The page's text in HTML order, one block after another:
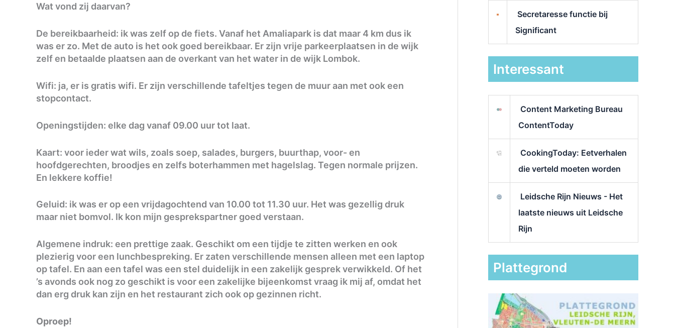
Wat vond zij daarvan?
De bereikbaarheid: ik was zelf op de fiets. Vanaf het Amaliapark is dat maar 4 km dus ik
was er zo. Met de auto is het ook goed bereikbaar. Er zijn vrije parkeerplaatsen in de wijk
zelf en betaalde plaatsen aan de overkant van het water in de wijk Lombok.
Wifi: ja, er is gratis wifi. Er zijn verschillende tafeltjes tegen de muur aan met ook een
stopcontact.
Openingstijden: elke dag vanaf 09.00 uur tot laat.
Kaart: voor ieder wat wils, zoals soep, salades, burgers, buurthap, voor- en
hoofdgerechten, broodjes en zelfs boterhammen met hagelslag. Tegen normale prijzen.
En lekkere koffie!
Geluid: ik was er op een vrijdagochtend van 10.00 tot 11.30 uur. Het was gezellig druk
maar niet bomvol. Ik kon mijn gesprekspartner goed verstaan.
Algemene indruk: een prettige zaak. Geschikt om een tijdje te zitten werken en ook
plezierig voor een lunchbespreking. Er zaten verschillende mensen alleen met een laptop
op tafel. En aan een tafel was een stel duidelijk in een zakelijk gesprek verwikkeld. Of het
’s avonds ook nog zo geschikt is voor een zakelijke bijeenkomst vraag ik mij af, omdat het
dan erg druk kan zijn en het restaurant zich ook op gezinnen richt.
Oproep!
Secretaresse functie bij
Significant
Interessant
Content Marketing Bureau
ContentToday
CookingToday: Eetverhalen
die verteld moeten worden
Leidsche Rijn Nieuws - Het
laatste nieuws uit Leidsche
Rijn
Plattegrond